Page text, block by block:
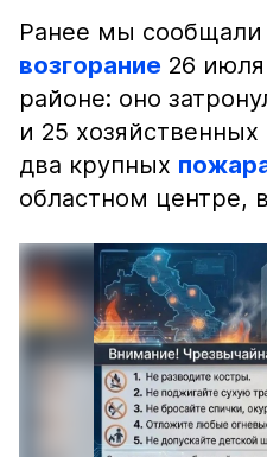
Ранее мы сообщали
возгорание 26
районе: оно
и 25
два крупных
областном центре,